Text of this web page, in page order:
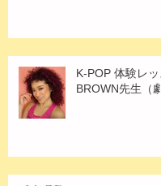
K-POP 体験レ
BROWN先生（